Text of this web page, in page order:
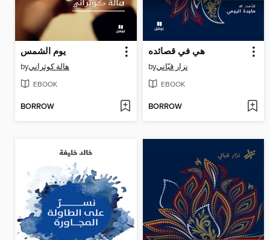
يوم الشمس
byهالة كوثراني
EBOOK
BORROW
هي في قصائده
byنزار قبّاني
EBOOK
BORROW